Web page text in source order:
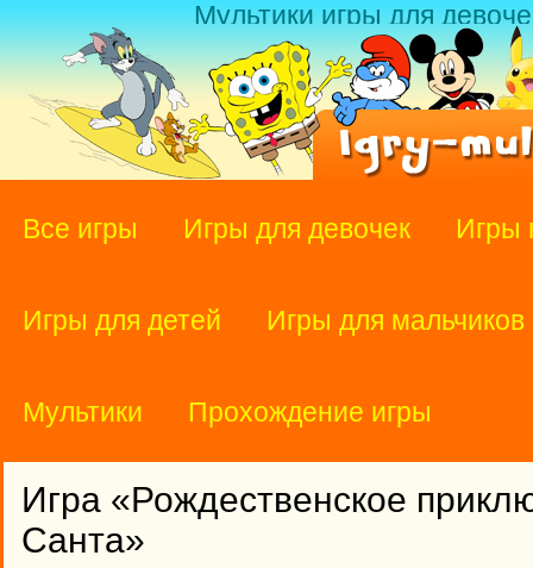
Мультики игры для
Все игры Игры для девочек Игры
Игры для детей Игры для мальчиков
Мультики Прохождение игры
Игра «Рождественское
Санта»